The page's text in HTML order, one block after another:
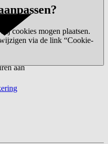
cookies mogen plaatsen.
via de link “Cookie-
aan